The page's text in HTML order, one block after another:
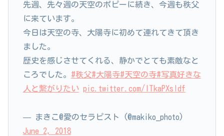
先週、先々週の天空のポピーに続き、今週も秩父
に来ています。
今日は天空の寺、大陽寺に初めて連れてきて頂き
ました。
歴史を感じさせてくれる、静かでとても素敵なと
ころでした。 #秩父#大陽寺#天空の寺#写真好きな
人と繋がりたい pic.twitter.com/ITkaPXsIdf
— まきこ@愛のセラピスト (@makiko_photo)
June 2, 2018